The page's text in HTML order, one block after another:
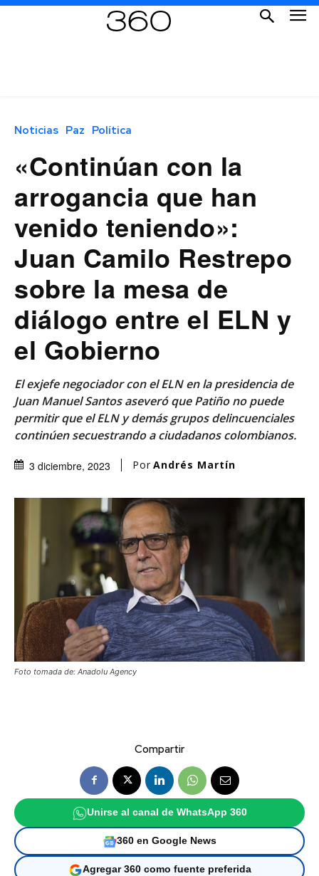
Noticias Paz Política
«Continúan con la
arrogancia que han
venido teniendo»:
Juan Camilo Restrepo
sobre la mesa de
diálogo entre el ELN y
el Gobierno
El exjefe negociador con el ELN en la presidencia de
Juan Manuel Santos aseveró que Patiño no puede
permitir que el ELN y demás grupos delincuenciales
continúen secuestrando a ciudadanos colombianos.
3 diciembre, 2023 Por Andrés Martín
Foto tomada de: Anadolu Agency
Compartir
Unirse al canal de WhatsApp 360
360 en Google News
Agregar 360 como fuente preferida